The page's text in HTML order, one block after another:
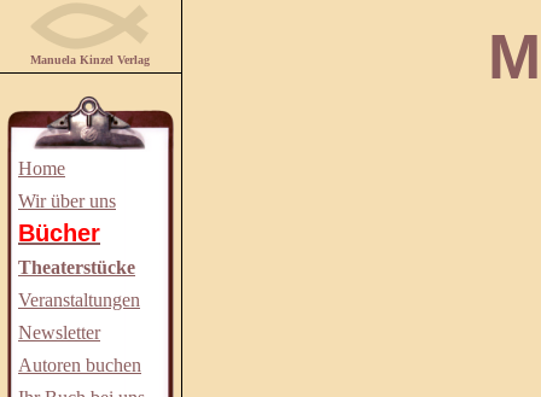
Manuela Kinzel Verlag
Home
Wir über uns
Bücher
Theaterstücke
Veranstaltungen
Newsletter
Autoren buchen